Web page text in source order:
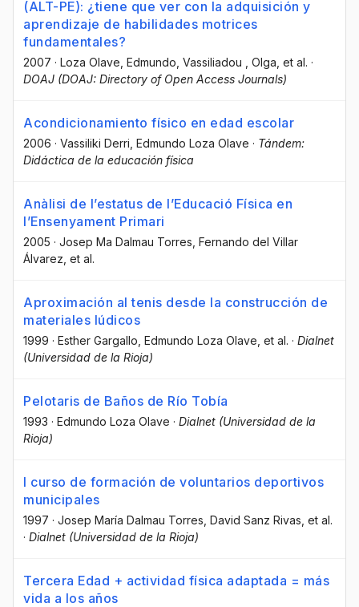
(ALT-PE): ¿tiene que ver con la adquisición y
aprendizaje de habilidades motrices
fundamentales?
2007 · Loza Olave, Edmundo , Vassiliadou , Olga , et al. ·
DOAJ (DOAJ: Directory of Open Access Journals)
Acondicionamiento físico en edad escolar
2006 · Vassiliki Derri , Edmundo Loza Olave · Tándem:
Didáctica de la educación física
Anàlisi de l’estatus de l’Educació Física en
l’Ensenyament Primari
2005 · Josep Ma Dalmau Torres , Fernando del Villar
Álvarez , et al.
Aproximación al tenis desde la construcción de
materiales lúdicos
1999 · Esther Gargallo , Edmundo Loza Olave , et al. · Dialnet
(Universidad de la Rioja)
Pelotaris de Baños de Río Tobía
1993 · Edmundo Loza Olave · Dialnet (Universidad de la
Rioja)
I curso de formación de voluntarios deportivos
municipales
1997 · Josep María Dalmau Torres , David Sanz Rivas , et al.
· Dialnet (Universidad de la Rioja)
Tercera Edad + actividad física adaptada = más
vida a los años